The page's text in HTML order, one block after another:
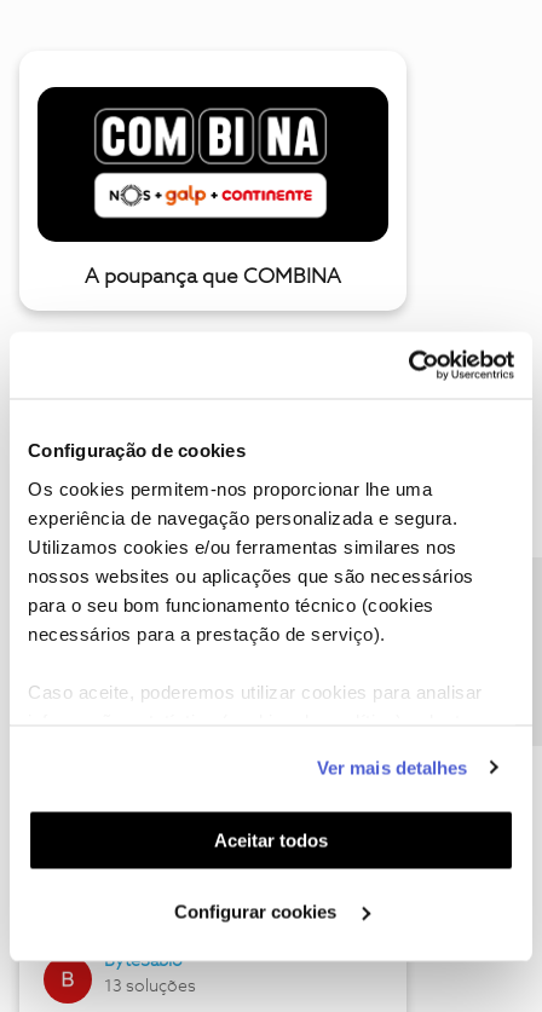
Configuração de cookies
Os cookies permitem-nos proporcionar lhe uma
experiência de navegação personalizada e segura.
Utilizamos cookies e/ou ferramentas similares nos
nossos websites ou aplicações que são necessários
para o seu bom funcionamento técnico (cookies
necessários para a prestação de serviço).
Caso aceite, poderemos utilizar cookies para analisar
funcionalidades (cookies de personalização e
funcionalidade) e adaptar anúncios aos seus interesses
(cookies de publicidade personalizada). Pode gerir a
utilização dos cookies clicando em "Configurar
Ver mais detalhes
Aceitar todos
Configurar cookies
A poupança que COMBINA
Descubra as novidades de julho
Hall of Fame de julho
17 soluções
ByteSábio
13 soluções